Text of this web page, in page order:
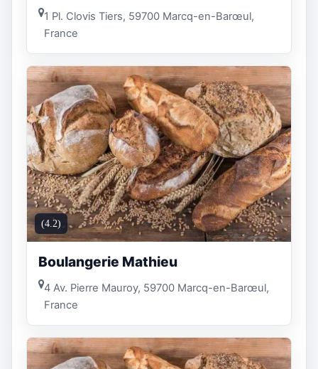
1 Pl. Clovis Tiers, 59700 Marcq-en-Barœul,
France
(4.2)
Boulangerie Mathieu
4 Av. Pierre Mauroy, 59700 Marcq-en-Barœul,
France